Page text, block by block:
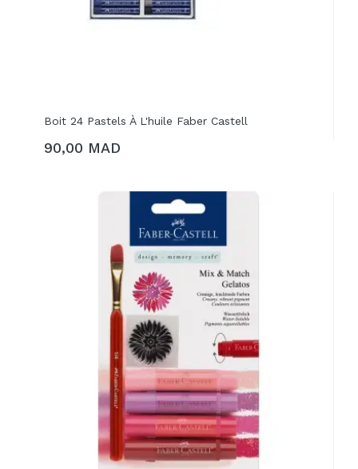
Boit 24 Pastels À L'huile Faber Castell
AJOUTER AU PANIER
90,00 MAD